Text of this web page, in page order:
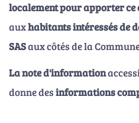
localement pour apporter
auxhabitants intéressés de
SASaux côtés de la
La note d'information
donne desinformations